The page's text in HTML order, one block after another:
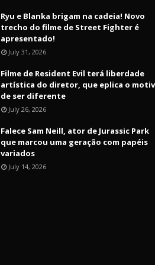
Ryu e Blanka brigam na cadeia! Novo
trecho do filme de Street Fighter é
apresentado!
July 31, 2026
Filme de Resident Evil terá liberdade
artística do diretor, que eplica o
de ser diferente
July 26, 2026
Falece Sam Neill, ator de Jurassic Park
que marcou uma geração com papéis
variados
July 14, 2026